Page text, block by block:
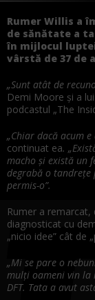
Rumer Willis a
de sănătate a
în mijlocul
vârstă de 37 de
„Sunt atât de
Demi Moore și a
podcastul „The
„Chiar dacă acum
continuat ea.
macho și există un
degrabă o tandrețe
permis-o”.
Rumer a
diagnosticat cu
„nicio idee” cât de
„Mi se pare o
mulți oameni vin la
DFT. Tata a avut